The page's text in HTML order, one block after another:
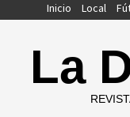
contenido
Inicio Local
La